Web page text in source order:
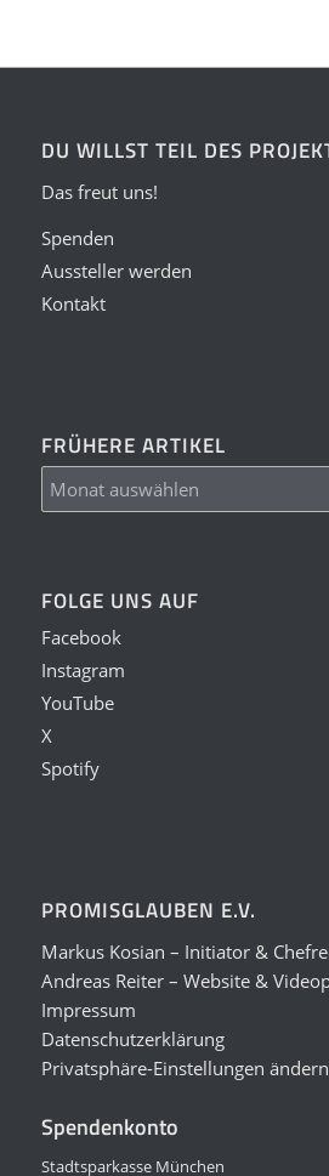
DU WILLST TEIL DES
Das freut uns!
Spenden
Aussteller werden
Kontakt
FRÜHERE ARTIKEL
FOLGE UNS AUF
Facebook
Instagram
YouTube
X
Spotify
PROMISGLAUBEN E.V.
Markus Kosian – Initiator &
Andreas Reiter – Website &
Impressum
Datenschutzerklärung
Privatsphäre-Einstellungen ändern
Spendenkonto
Stadtsparkasse München